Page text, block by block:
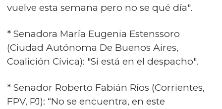
vuelve esta semana pero no se qué día".
* Senadora María Eugenia Estenssoro
(Ciudad Autónoma De Buenos Aires,
Coalición Cívica): "Sí está en el despacho".
* Senador Roberto Fabián Ríos (Corrientes,
FPV, PJ): “No se encuentra, en este